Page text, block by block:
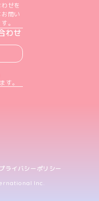
せを
問い
。
わせ
す。
プライバシーポリシー
Inc.